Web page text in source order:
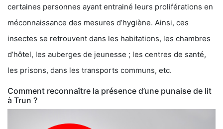
certaines personnes ayant entrainé leurs proliférations en
méconnaissance des mesures d’hygiène. Ainsi, ces
insectes se retrouvent dans les habitations, les chambres
d’hôtel, les auberges de jeunesse ; les centres de santé,
les prisons, dans les transports communs, etc.
Comment reconnaître la présence d’une punaise de lit
à Trun ?